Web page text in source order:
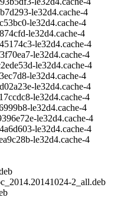
le32d4.cache-4
le32d4.cache-4
le32d4.cache-4
le32d4.cache-4
le32d4.cache-4
le32d4.cache-4
le32d4.cache-4
le32d4.cache-4
le32d4.cache-4
le32d4.cache-4
le32d4.cache-4
le32d4.cache-4
le32d4.cache-4
2_all.deb